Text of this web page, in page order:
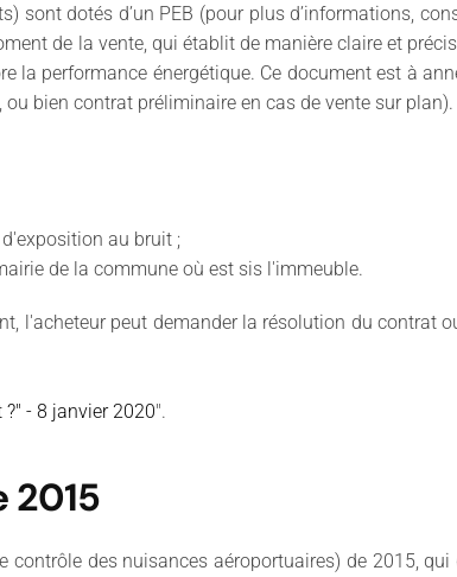
sont dotés d’un PEB (pour plus d’informations,
de la vente, qui établit de manière claire et
la performance énergétique. Ce document est à
bien contrat préliminaire en cas de vente sur plan).
au bruit ;
de la commune où est sis l'immeuble.
l'acheteur peut demander la résolution du contrat
- 8 janvier 2020".
2015
des nuisances aéroportuaires) de 2015,